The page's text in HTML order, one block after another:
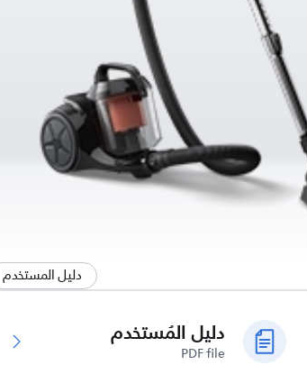
دليل المستخدم
دليل المُستخدم
PDF file